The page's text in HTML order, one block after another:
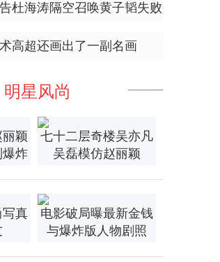
杜海涛隔空召唤黄子韬失败
高超还画出了一副名画
明星风尚
颖
爆炸
七十二层奇楼吴亦凡
吴磊模仿赵丽颖
写真
电影破局曝最新金钱
与爆炸版人物剧照